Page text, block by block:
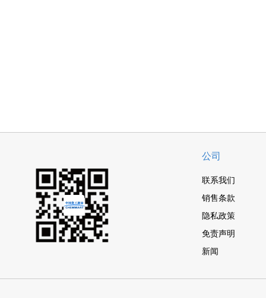
公司
联系我们
销售条款
隐私政策
免责声明
新闻